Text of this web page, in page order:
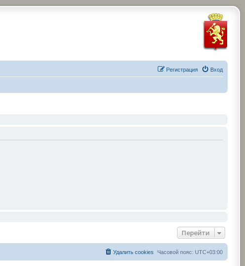
Вход
Регистрация
Перейти
Часовой пояс: UTC+03:00
Удалить cookies